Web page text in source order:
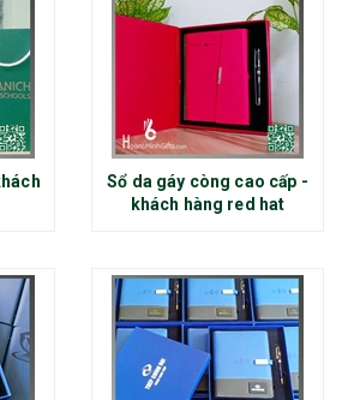
Sổ da gáy còng cao cấp -
khách hàng red hat